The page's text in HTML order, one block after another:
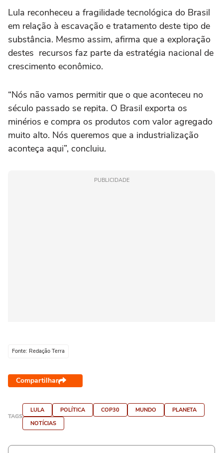
Lula reconheceu a fragilidade tecnológica do Brasil
em relação à escavação e tratamento deste tipo de
substância. Mesmo assim, afirma que a exploração
destes recursos faz parte da estratégia nacional de
crescimento econômico.
“Nós não vamos permitir que o que aconteceu no
século passado se repita. O Brasil exporta os
minérios e compra os produtos com valor agregado
muito alto. Nós queremos que a industrialização
aconteça aqui”, concluiu.
PUBLICIDADE
Fonte: Redação Terra
Compartilhar
TAGS
LULA POLÍTICA COP30 MUNDO
PLANETA
NOTÍCIAS